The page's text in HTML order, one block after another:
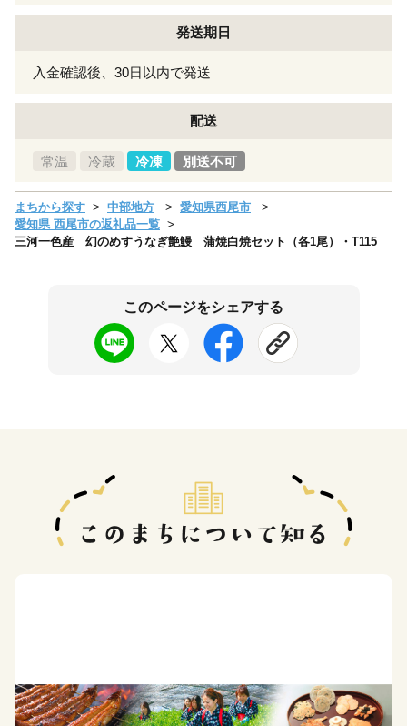
発送期日
入金確認後、30日以内で発送
配送
常温 冷蔵 冷凍 別送不可
まちから探す 中部地方
愛知県西尾市
愛知県 西尾市の返礼品一覧
三河一色産 幻のめすうなぎ艶鰻 蒲焼白焼セット（各1尾）・T115
このページをシェアする